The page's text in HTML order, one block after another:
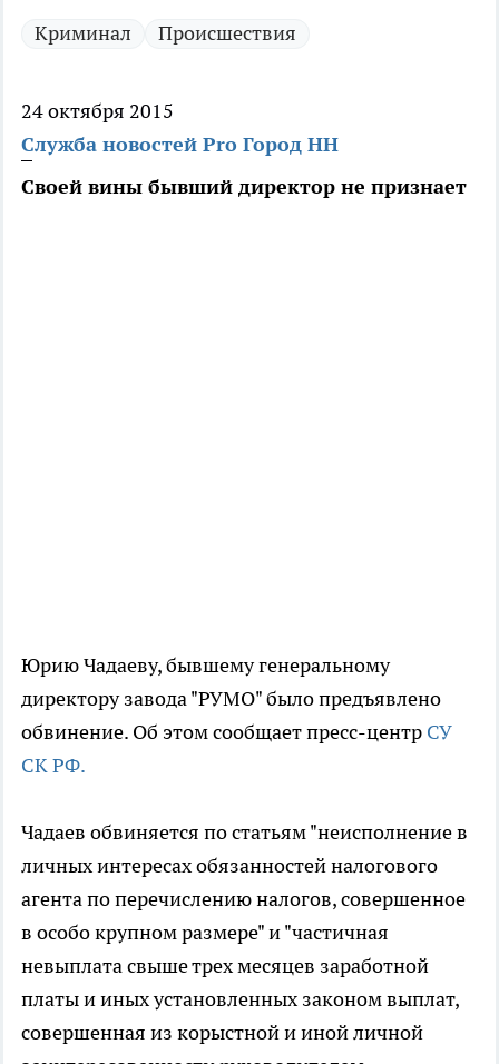
Криминал Происшествия
24 октября 2015
Служба новостей Pro Город НН
Своей вины бывший директор не признает
Юрию Чадаеву, бывшему генеральному
директору завода "РУМО" было предъявлено
обвинение. Об этом сообщает пресс-центр СУ
СК РФ.
Чадаев обвиняется по статьям "неисполнение в
личных интересах обязанностей налогового
агента по перечислению налогов, совершенное
в особо крупном размере" и "частичная
невыплата свыше трех месяцев заработной
платы и иных установленных законом выплат,
совершенная из корыстной и иной личной